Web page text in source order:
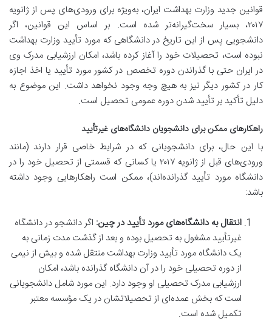
قوانین جدید وزارت بهداشت ایران، به‌ویژه برای ورودی‌های پس از ژانویه
۲۰۱۷، بسیار سخت‌گیرانه‌تر شده است. بر اساس این قوانین، اگر
دانشجویی پس از این تاریخ در دانشگاهی که مورد تأیید وزارت بهداشت
نبوده است، تحصیلات خود را آغاز کرده باشد، امکان ارزشیابی مدرک وی
در ایران حتی با گذراندن دوره تخصص در کشور مورد تأیید یا اخذ اجازه
کار در کشور دیگر نیز به هیچ وجه وجود نخواهد داشت. این موضوع به
دلیل تأکید بر تأیید شدن دوره عمومی تحصیل است.
راهکارهای ممکن برای دانشجویان دانشگاه‌های غیرتأیید
با این حال، برای دانشجویانی که در شرایط خاصی قرار دارند (مانند
ورودی‌های قبل از ژانویه ۲۰۱۷ یا کسانی که قسمتی از تحصیل خود را در
دانشگاه مورد تأیید گذرانده‌اند)، ممکن است راهکارهایی وجود داشته
باشد:
انتقال به دانشگاه‌های مورد تأیید در چین: اگر دانشجو در دانشگاه
غیرتأیید مشغول به تحصیل بوده و بعد از گذشت مدت زمانی به
یک دانشگاه مورد تأیید وزارت بهداشت منتقل شده و بیش از نیمی
از دوره تحصیلی خود را در آن دانشگاه گذرانده باشد، امکان
ارزشیابی مدرک تحصیلی او وجود دارد. این مورد شامل دانشجویانی
است که بخش عمده‌ای از تحصیلاتشان در یک مؤسسه معتبر
تکمیل شده است.